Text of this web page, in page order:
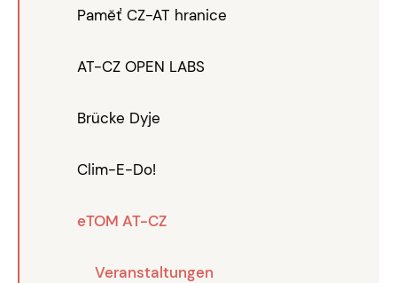
Paměť CZ-AT hranice
AT-CZ OPEN LABS
Brücke Dyje
Clim-E-Do!
eTOM AT-CZ
Veranstaltungen